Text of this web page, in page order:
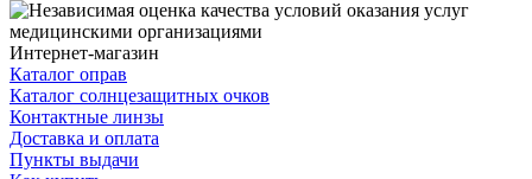
Интернет-магазин
Каталог оправ
Каталог солнцезащитных очков
Контактные линзы
Доставка и оплата
Пункты выдачи